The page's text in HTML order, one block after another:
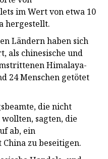
im Wert von etwa 10
hergestellt.
Ländern haben sich
als chinesische und
Himalaya-
24 Menschen getötet
die nicht
sagten, die
ab, ein
zu beseitigen.